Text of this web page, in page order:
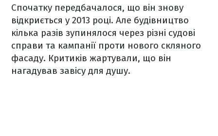
Спочатку передбачалося, що він знову
відкриється у 2013 році. Але будівництво
кілька разів зупинялося через різні судові
справи та кампанії проти нового скляного
фасаду. Критиків жартували, що він
нагадував завісу для душу.